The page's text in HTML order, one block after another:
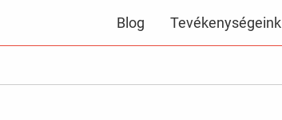
Blog Tevékenységeink